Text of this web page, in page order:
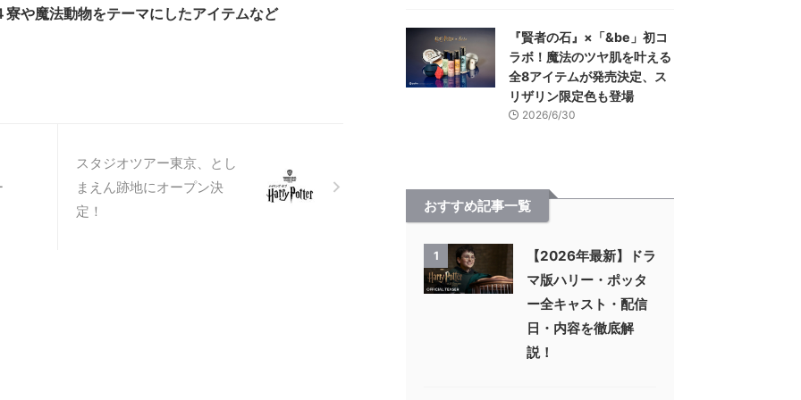
寮や魔法動物をテーマにしたアイテムなど
スタジオツアー東京、とし
まえん跡地にオープン決
定！
『賢者の石』×「&be」初コ
ラボ！魔法のツヤ肌を叶える
全8アイテムが発売決定、ス
リザリン限定色も登場
2026/6/30
おすすめ記事一覧
1
【2026年最新】ドラ
マ版ハリー・ポッタ
ー全キャスト・配信
日・内容を徹底解
説！